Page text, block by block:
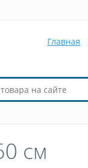
Главная
см